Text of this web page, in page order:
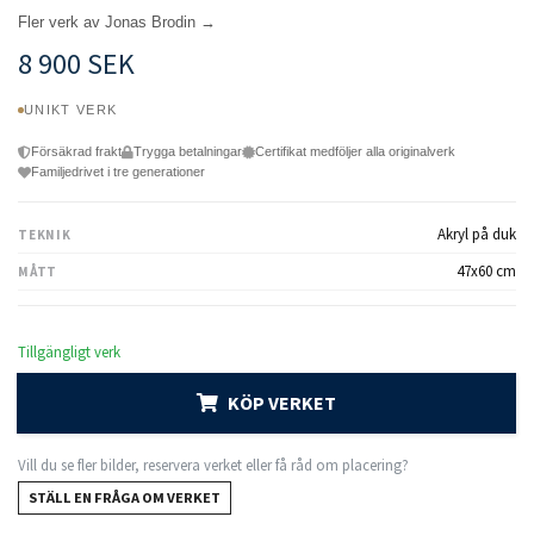
Fler verk av Jonas Brodin →
8 900 SEK
UNIKT VERK
Försäkrad frakt Trygga betalningar
Certifikat medföljer alla originalverk
Familjedrivet i tre generationer
TEKNIK Akryl på duk
MÅTT 47x60 cm
Tillgängligt verk
KÖP VERKET
Vill du se fler bilder, reservera verket eller få råd om placering?
STÄLL EN FRÅGA OM VERKET